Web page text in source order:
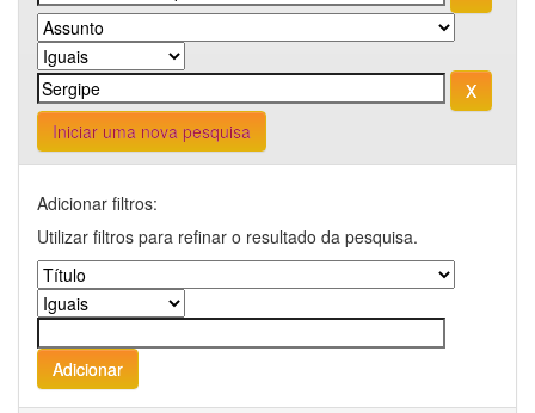
Iniciar uma nova pesquisa
Adicionar filtros:
Utilizar filtros para refinar o resultado da pesquisa.